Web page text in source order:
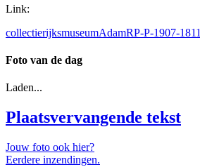
Link:
collectierijksmuseumAdamRP-P-1907-1811
Foto van de dag
Laden...
Plaatsvervangende tekst
Jouw foto ook hier?
Eerdere inzendingen.